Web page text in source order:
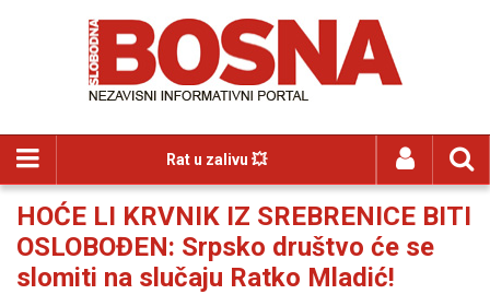
Rat u zalivu 💥
HOĆE LI KRVNIK IZ SREBRENICE BITI
OSLOBOĐEN: Srpsko društvo će se
slomiti na slučaju Ratko Mladić!